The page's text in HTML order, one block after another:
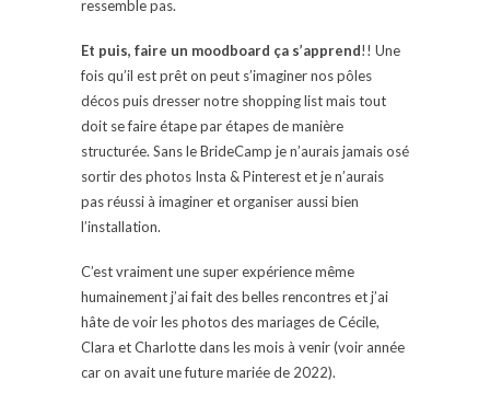
ressemble pas.
Et puis, faire un moodboard ça s’apprend!! Une
fois qu’il est prêt on peut s’imaginer nos pôles
décos puis dresser notre shopping list mais tout
doit se faire étape par étapes de manière
structurée. Sans le BrideCamp je n’aurais jamais osé
sortir des photos Insta & Pinterest et je n’aurais
pas réussi à imaginer et organiser aussi bien
l’installation.
C’est vraiment une super expérience même
humainement j’ai fait des belles rencontres et j’ai
hâte de voir les photos des mariages de Cécile,
Clara et Charlotte dans les mois à venir (voir année
car on avait une future mariée de 2022).